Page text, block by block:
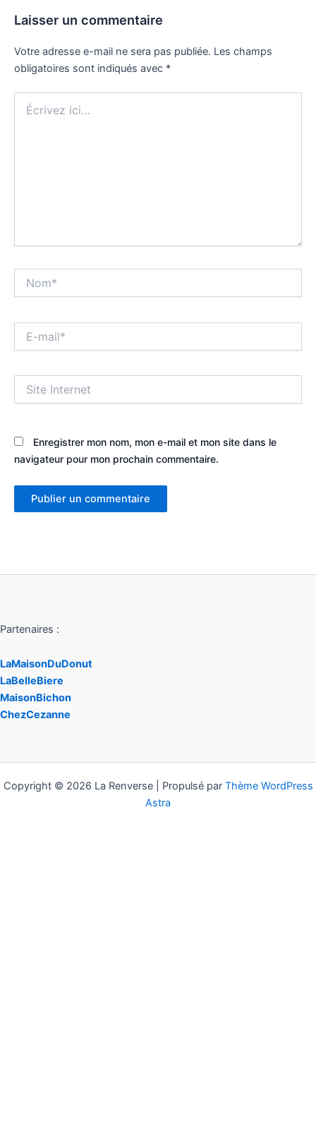
Laisser un commentaire
Votre adresse e-mail ne sera pas publiée. Les champs
obligatoires sont indiqués avec *
ici…
mail*
Internet
Enregistrer mon nom, mon e-mail et mon site dans le
navigateur pour mon prochain commentaire.
Partenaires :
LaMaisonDuDonut
LaBelleBiere
MaisonBichon
ChezCezanne
Copyright © 2026 La Renverse | Propulsé par Thème WordPress
Astra